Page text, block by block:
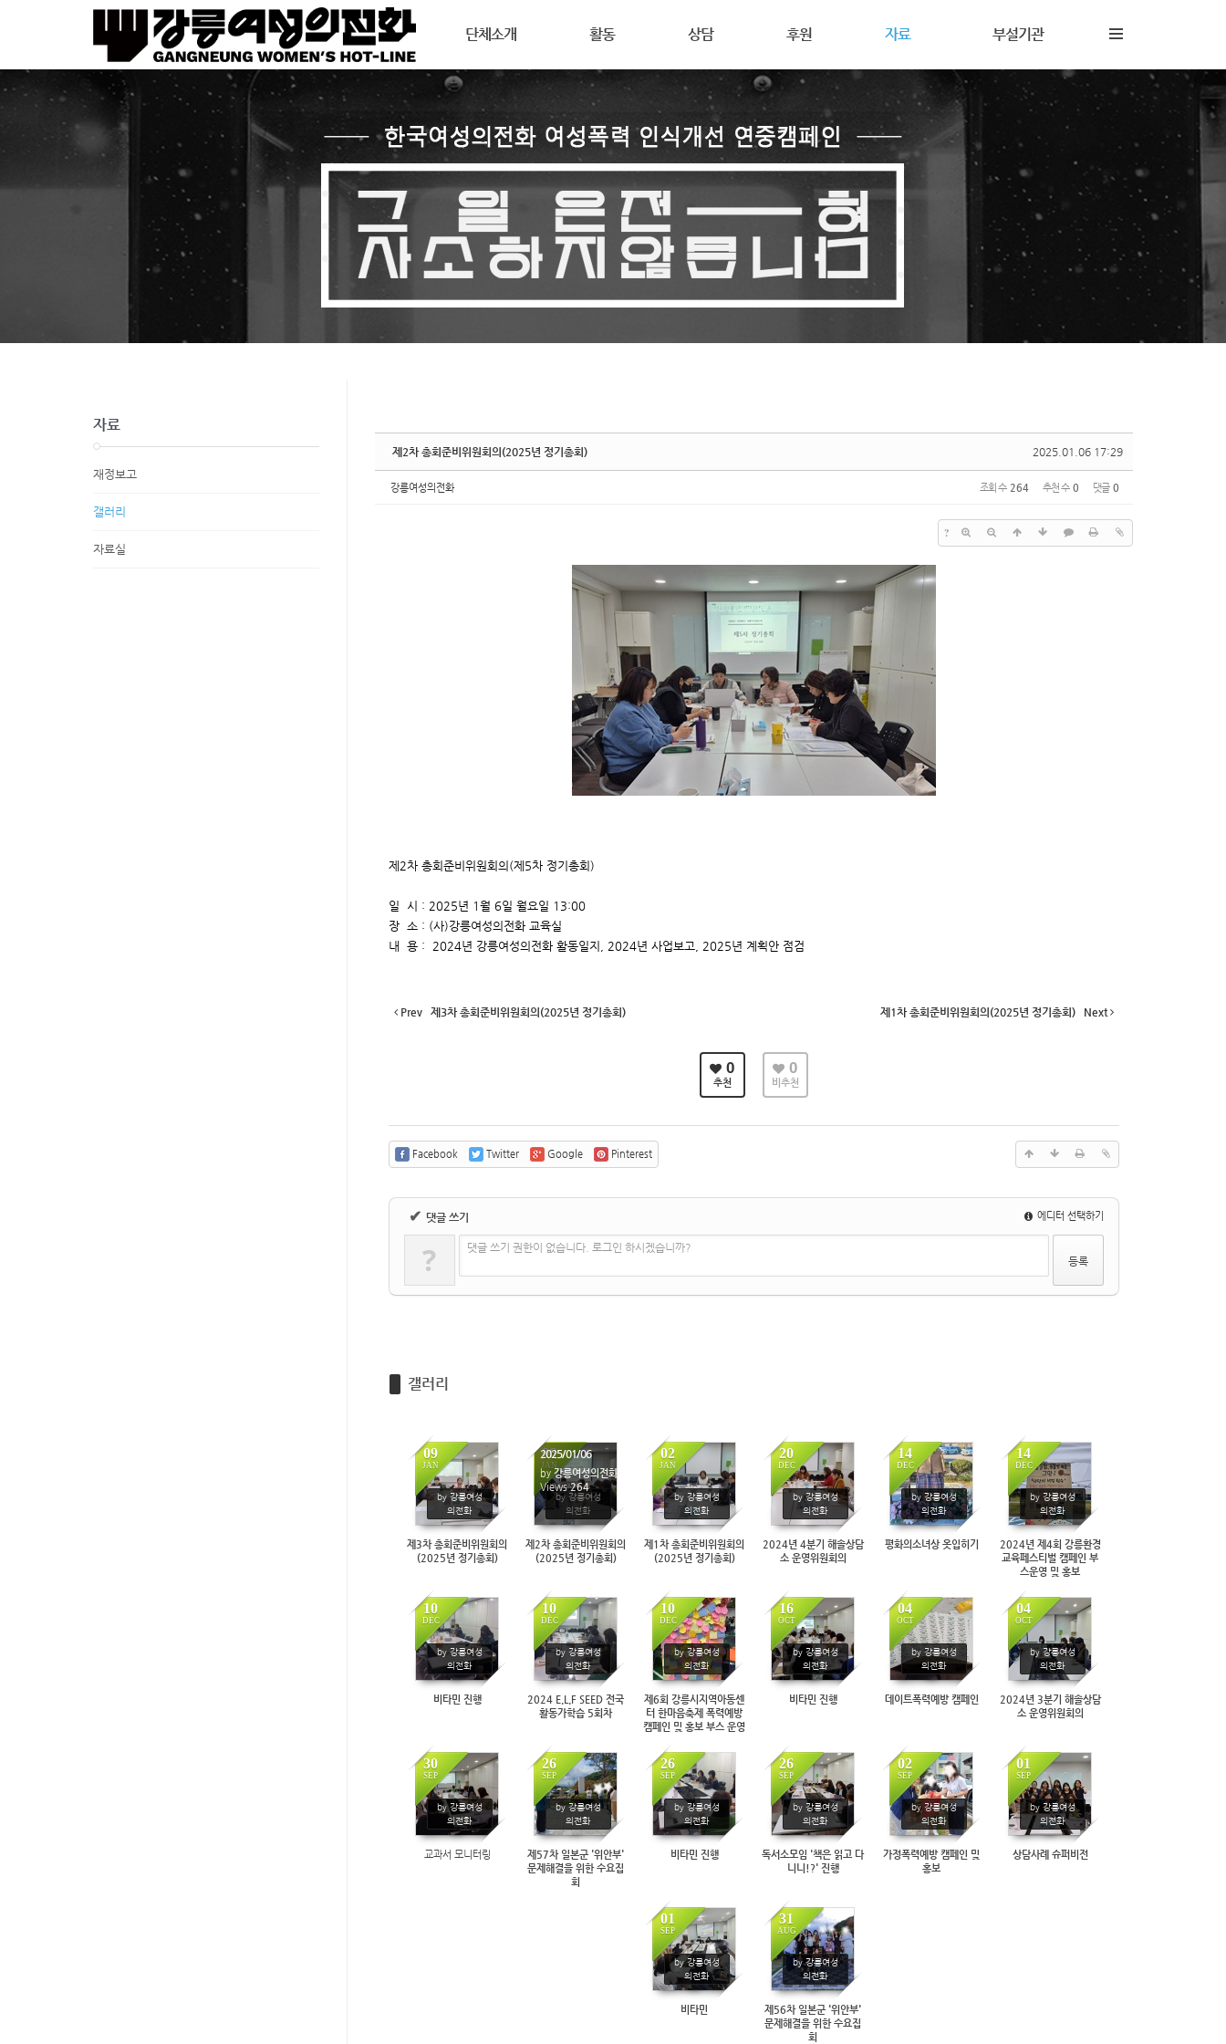
단체소개
강릉여성의전화는
목표
조직도
오시는길
활동
캠페인
상담
상담안내
여성주의상담이란
온라인 상담
후원
후원안내
회원활동
자원활동
자료
재정보고
갤러리
부설기관
해솔상담소
2025.01.06 17:29
제2차 총회준비위원회의(2025년 정기총회)
강릉여성의전화 조회 수 264 추천 수 0 댓글 0
?
제2차 총회준비위원회의(제5차 정기총회)
일 시 : 2025년 1월 6일 월요일 13:00
장 소 : (사)강릉여성의전화 교육실
내 용 : 2024년 강릉여성의전화 활동일지, 2024년 사업보고, 2025년 계획안 점검
Prev 제3차 총회준비위원회의(2025년 정기총회) 제1차 총회준비위원회의(2025년 정기총회) Next
0
추천
0
비추천
Facebook Twitter Google Pinterest
✔ 댓글 쓰기 에디터 선택하기
? 댓글 쓰기 권한이 없습니다. 로그인 하시겠습니까?
갤러리
09
JAN
by 강릉여성
의전화
282
제3차 총회준비위원회의
(2025년 정기총회)
06
JAN
by 강릉여성
의전화
2025/01/06
by강릉여성의전화
Views264
제2차 총회준비위원회의
(2025년 정기총회)
02
JAN
by 강릉여성
의전화
240
제1차 총회준비위원회의
(2025년 정기총회)
20
DEC
by 강릉여성
의전화
275
2024년 4분기 해솔상담
소 운영위원회의
14
DEC
by 강릉여성
의전화
249
평화의소녀상 옷입히기
14
DEC
by 강릉여성
의전화
258
2024년 제4회 강릉환경
교육페스티벌 캠페인 부
스운영 및 홍보
10
DEC
by 강릉여성
의전화
235
비타민 진행
10
DEC
by 강릉여성
의전화
235
2024 E.L.F SEED 전국
활동가학습 5회차
10
DEC
by 강릉여성
의전화
236
제6회 강릉시지역아동센
터 한마음축제 폭력예방
캠페인 및 홍보 부스 운영
16
OCT
by 강릉여성
의전화
276
비타민 진행
04
OCT
by 강릉여성
의전화
289
데이트폭력예방 캠페인
04
OCT
by 강릉여성
의전화
247
2024년 3분기 해솔상담
소 운영위원회의
30
SEP
by 강릉여성
의전화
270
교과서 모니터링
26
SEP
by 강릉여성
의전화
274
제57차 일본군 '위안부'
문제해결을 위한 수요집
회
26
SEP
by 강릉여성
의전화
301
비타민 진행
26
SEP
by 강릉여성
의전화
250
독서소모임 '책은 읽고 다
니니!?' 진행
02
SEP
by 강릉여성
의전화
290
가정폭력예방 캠페인 및
홍보
01
SEP
by 강릉여성
의전화
319
상담사례 슈퍼비전
01
SEP
by 강릉여성
의전화
280
비타민
31
AUG
by 강릉여성
의전화
255
제56차 일본군 '위안부'
문제해결을 위한 수요집
회
자료
재정보고
갤러리
자료실